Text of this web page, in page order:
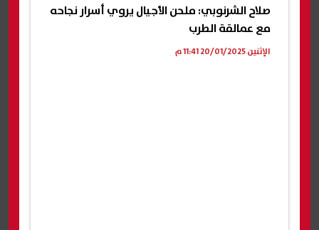
صلاح الشرنوبي: ملحن الأجيال يروي أسرار نجاحه
مع عمالقة الطرب
الإثنين 20/01/2025 11:41 م